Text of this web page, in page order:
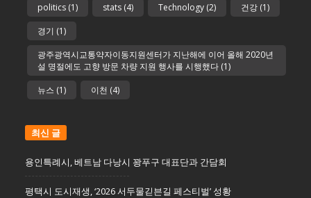
politics (1) stats (4) Technology (2) 건강 (1)
경기 (1)
광주광역시교통약자이동지원센터가 지난해에 이어 올해 2020년
설 명절에도 고향 방문 차량 지원 행사를 시행했다 (1)
뉴스 (1) 이천 (4)
최신 글
용인특례시, 베트남 다낭시 꽝푸구 대표단과 간담회
평택시 도시재생, ‘2026 서두물긷븐길 페스티벌’ 성황